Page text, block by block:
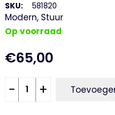
SKU: 581820
Modern, Stuur
Op voorraad
€65,00
Spiegel
- +